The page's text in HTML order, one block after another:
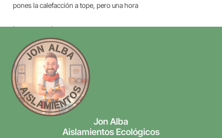
pones la calefacción a tope, pero una hora
Lectura completa ➡️
Jon Alba
Aislamientos Ecológicos